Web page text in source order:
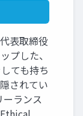
表取締役
プした、
ても持ち
されてい
ーランス